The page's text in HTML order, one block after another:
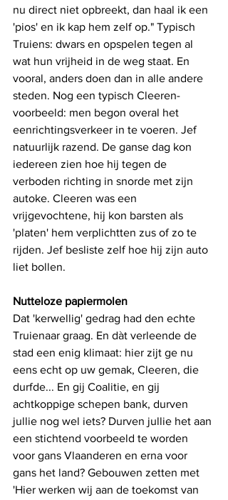
nu direct niet opbreekt, dan haal ik een
'pios' en ik kap hem zelf op." Typisch
Truiens: dwars en opspelen tegen al
wat hun vrijheid in de weg staat. En
vooral, anders doen dan in alle andere
steden. Nog een typisch Cleeren-
voorbeeld: men begon overal het
eenrichtingsverkeer in te voeren. Jef
natuurlijk razend. De ganse dag kon
iedereen zien hoe hij tegen de
verboden richting in snorde met zijn
autoke. Cleeren was een
vrijgevochtene, hij kon barsten als
'platen' hem verplichtten zus of zo te
rijden. Jef besliste zelf hoe hij zijn auto
liet bollen.
Nutteloze papiermolen
Dat 'kerwellig' gedrag had den echte
Truienaar graag. En dàt verleende de
stad een enig klimaat: hier zijt ge nu
eens echt op uw gemak, Cleeren, die
durfde... En gij Coalitie, en gij
achtkoppige schepen bank, durven
jullie nog wel iets? Durven jullie het aan
een stichtend voorbeeld te worden
voor gans Vlaanderen en erna voor
gans het land? Gebouwen zetten met
'Hier werken wij aan de toekomst van